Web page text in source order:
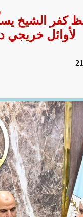
كفر الشيخ
لأوائل خريجي